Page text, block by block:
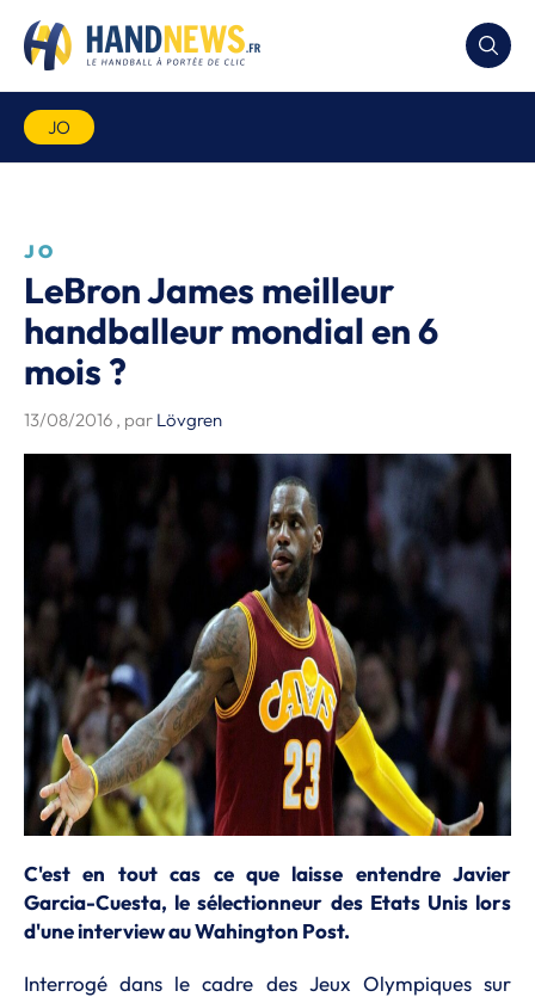
JO
JO
LeBron James meilleur
handballeur mondial en 6
mois ?
13/08/2016 , par Lövgren
C'est en tout cas ce que laisse entendre Javier
Garcia-Cuesta, le sélectionneur des Etats Unis lors
d'une interview au Wahington Post.
Interrogé dans le cadre des Jeux Olympiques sur